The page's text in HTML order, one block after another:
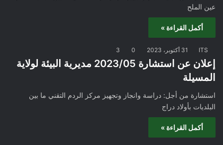
عين الملح
أكمل القراءة »
ITS 31 أكتوبر، 2023 0
3
إعلان عن استشارة 2023/05 مديرية البيئة لولاية
المسيلة
استشارة من أجل: دراسة وانجاز وتجهيز مركز الردم التقني ما بين
البلديات بأولاد دراج
أكمل القراءة »